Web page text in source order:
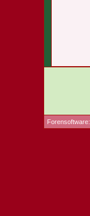
Forensoftware: